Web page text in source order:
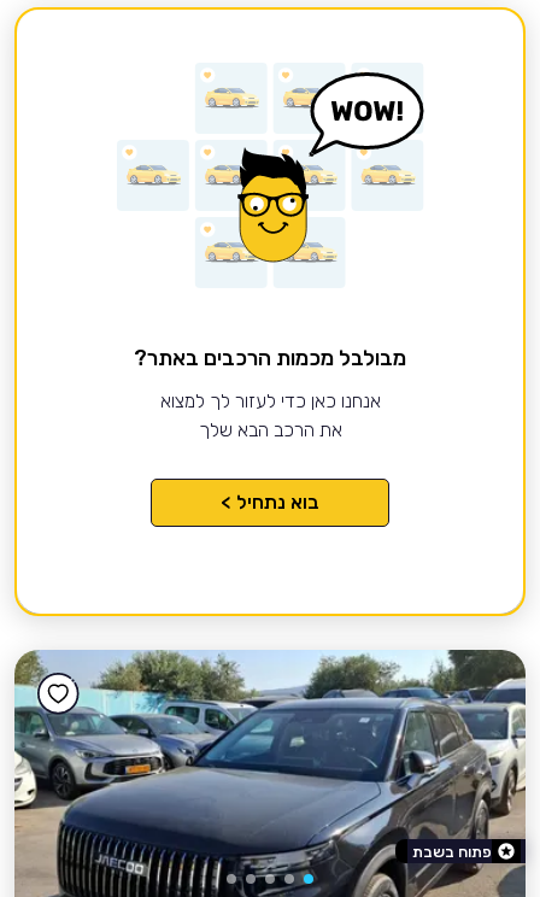
מבולבל מכמות הרכבים באתר?
אנחנו כאן כדי לעזור לך למצוא
את הרכב הבא שלך
בוא נתחיל >
פתוח בשבת